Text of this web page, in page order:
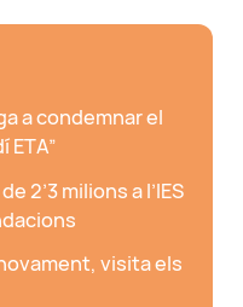
a condemnar el
ETA”
2’3 milions a l’IES
visita els